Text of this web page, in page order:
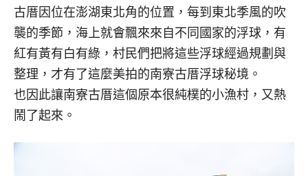
古厝因位在澎湖東北角的位置，每到東北季風的吹
襲的季節，海上就會飄來來自不同國家的浮球，有
紅有黃有白有綠，村民們把將這些浮球經過規劃與
整理，才有了這麼美拍的南寮古厝浮球秘境。
也因此讓南寮古厝這個原本很純樸的小漁村，又熱
鬧了起來。